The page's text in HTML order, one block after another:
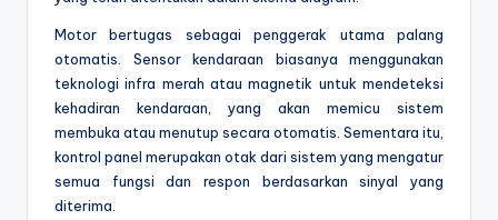
Motor bertugas sebagai penggerak utama palang
otomatis. Sensor kendaraan biasanya menggunakan
teknologi infra merah atau magnetik untuk mendeteksi
kehadiran kendaraan, yang akan memicu sistem
membuka atau menutup secara otomatis. Sementara itu,
kontrol panel merupakan otak dari sistem yang mengatur
semua fungsi dan respon berdasarkan sinyal yang
diterima.